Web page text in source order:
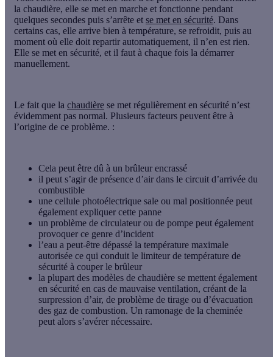
la chaudière, elle se met en marche et fonctionne pendant
quelques secondes puis s’arrête et se met en sécurité. Dans
certains cas, elle arrive bien à température, se refroidit, puis au
moment où elle doit repartir automatiquement, il n’en est rien.
Elle se met en sécurité, et il faut à chaque fois la démarrer
manuellement.
Le fait que la chaudière se met régulièrement en sécurité n’est
évidemment pas normal. Plusieurs facteurs peuvent être à
l’origine de ce problème. :
Cela peut être dû à un brûleur encrassé
il peut s’agir de présence d’air dans le circuit d’arrivée du
combustible
une cellule photoélectrique sale ou mal positionnée peut
également expliquer cette panne
un problème de circulateur ou de pompe peut également
provoquer ce genre d’incident
l’eau a peut-être dépassé la température maximale
autorisée ce qui conduit le limiteur de température de
sécurité à couper le brûleur
la plupart des modèles de chaudière se mettent également
en sécurité en cas de mauvaise ventilation, créant de la
surpression d’air, de problème de tirage ou d’évacuation
des gaz de combustion. Un ramonage de la cheminée
peut alors s’avérer nécessaire.